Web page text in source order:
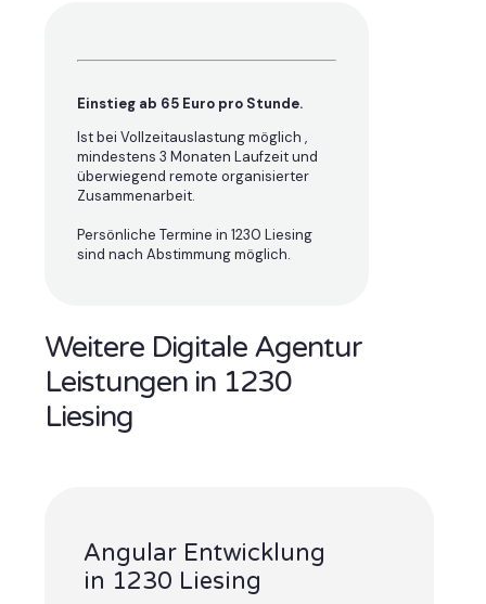
Einstieg ab 65 Euro pro Stunde.
Ist bei Vollzeitauslastung möglich ,
mindestens 3 Monaten Laufzeit und
überwiegend remote organisierter
Zusammenarbeit.
Persönliche Termine in 1230 Liesing
sind nach Abstimmung möglich.
Weitere Digitale Agentur
Leistungen in 1230
Liesing
Angular Entwicklung
in 1230 Liesing